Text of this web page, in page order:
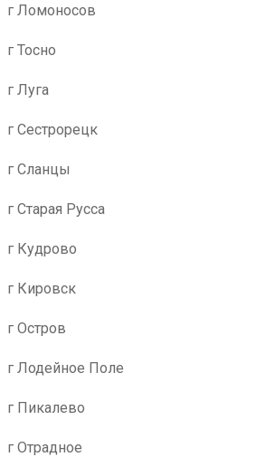
г Ломоносов
г Тосно
г Луга
г Сестрорецк
г Сланцы
г Старая Русса
г Кудрово
г Кировск
г Остров
г Лодейное Поле
г Пикалево
г Отрадное